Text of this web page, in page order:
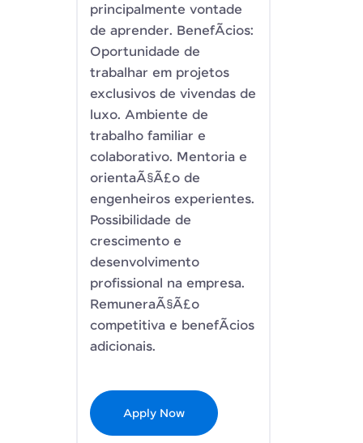
principalmente vontade
de aprender. BenefÃ­cios:
Oportunidade de
trabalhar em projetos
exclusivos de vivendas de
luxo. Ambiente de
trabalho familiar e
colaborativo. Mentoria e
orientaÃ§Ã£o de
engenheiros experientes.
Possibilidade de
crescimento e
desenvolvimento
profissional na empresa.
RemuneraÃ§Ã£o
competitiva e benefÃ­cios
adicionais.
Apply Now